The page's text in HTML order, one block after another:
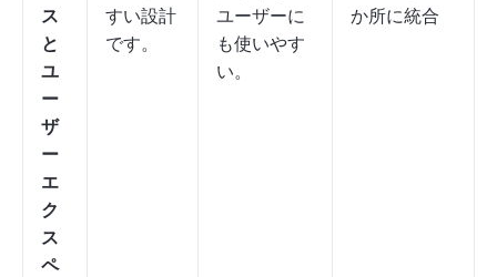
ス
と
ユ
ー
ザ
ー
エ
ク
ス
ペ
すい設計
です。
ユーザーに
も使いやす
い。
か所に統合